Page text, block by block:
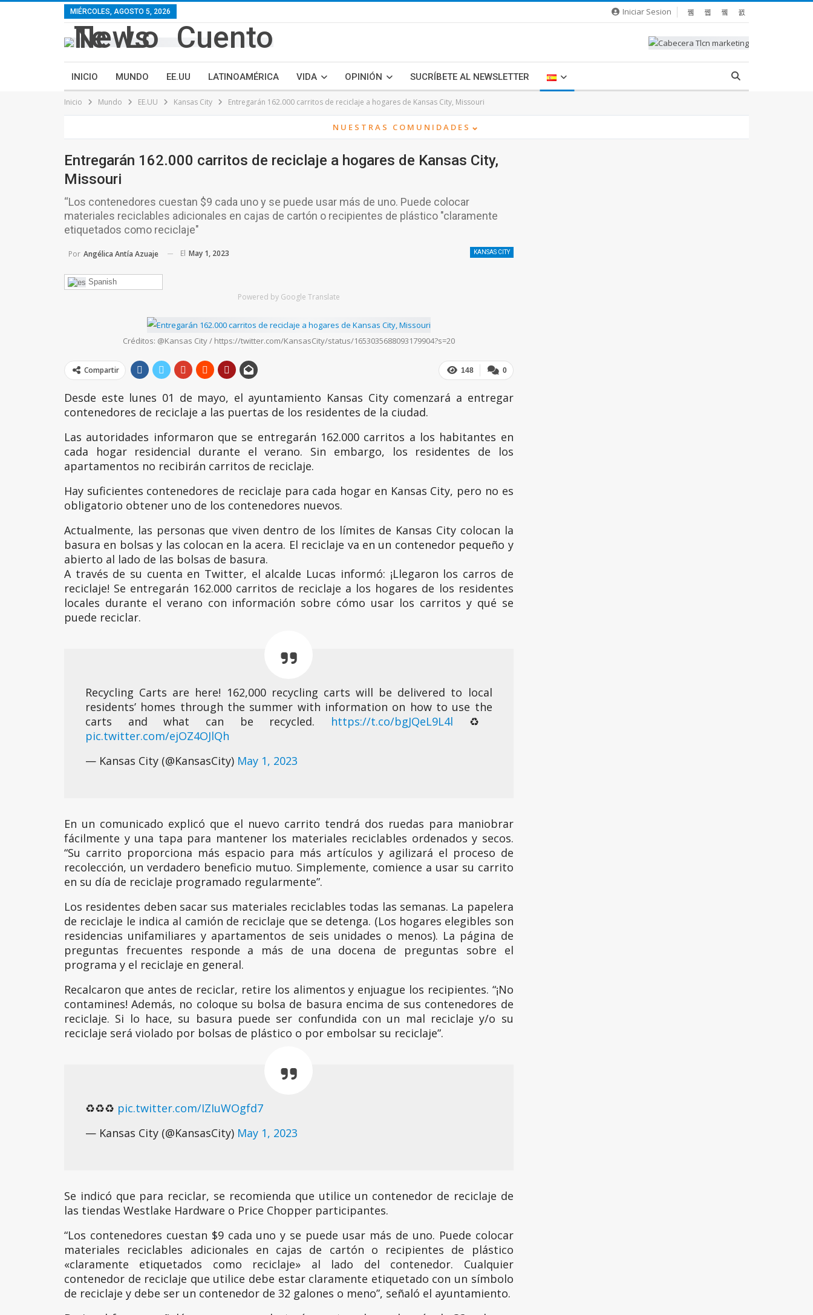
Iniciar Sesion
MIÉRCOLES, AGOSTO 5, 2026
INICIO MUNDO EE.UU LATINOAMÉRICA VIDA OPINIÓN SUCRÍBETE AL NEWSLETTER
Inicio Mundo EE.UU Kansas City Entregarán 162.000 carritos de reciclaje a hogares de Kansas City, Missouri
NUESTRAS COMUNIDADES ⌄
Entregarán 162.000 carritos de reciclaje a hogares de Kansas City,
Missouri
“Los contenedores cuestan $9 cada uno y se puede usar más de uno. Puede colocar
materiales reciclables adicionales en cajas de cartón o recipientes de plástico "claramente
etiquetados como reciclaje"
KANSAS CITY
Por Angélica Antía Azuaje El May 1, 2023
Spanish
Powered by Google Translate
Créditos: @Kansas City / https://twitter.com/KansasCity/status/1653035688093179904?s=20
0
148
Compartir
Desde este lunes 01 de mayo, el ayuntamiento Kansas City comenzará a entregar
contenedores de reciclaje a las puertas de los residentes de la ciudad.
Las autoridades informaron que se entregarán 162.000 carritos a los habitantes en
cada hogar residencial durante el verano. Sin embargo, los residentes de los
apartamentos no recibirán carritos de reciclaje.
Hay suficientes contenedores de reciclaje para cada hogar en Kansas City, pero no es
obligatorio obtener uno de los contenedores nuevos.
Actualmente, las personas que viven dentro de los límites de Kansas City colocan la
basura en bolsas y las colocan en la acera. El reciclaje va en un contenedor pequeño y
abierto al lado de las bolsas de basura.
A través de su cuenta en Twitter, el alcalde Lucas informó: ¡Llegaron los carros de
reciclaje! Se entregarán 162.000 carritos de reciclaje a los hogares de los residentes
locales durante el verano con información sobre cómo usar los carritos y qué se
puede reciclar.
Recycling Carts are here! 162,000 recycling carts will be delivered to local
residents’ homes through the summer with information on how to use the
carts and what can be recycled. https://t.co/bgJQeL9L4l ♻️
pic.twitter.com/ejOZ4OJlQh
— Kansas City (@KansasCity) May 1, 2023
En un comunicado explicó que el nuevo carrito tendrá dos ruedas para maniobrar
fácilmente y una tapa para mantener los materiales reciclables ordenados y secos.
“Su carrito proporciona más espacio para más artículos y agilizará el proceso de
recolección, un verdadero beneficio mutuo. Simplemente, comience a usar su carrito
en su día de reciclaje programado regularmente”.
Los residentes deben sacar sus materiales reciclables todas las semanas. La papelera
de reciclaje le indica al camión de reciclaje que se detenga. (Los hogares elegibles son
residencias unifamiliares y apartamentos de seis unidades o menos). La página de
preguntas frecuentes responde a más de una docena de preguntas sobre el
programa y el reciclaje en general.
Recalcaron que antes de reciclar, retire los alimentos y enjuague los recipientes. “¡No
contamines! Además, no coloque su bolsa de basura encima de sus contenedores de
reciclaje. Si lo hace, su basura puede ser confundida con un mal reciclaje y/o su
reciclaje será violado por bolsas de plástico o por embolsar su reciclaje”.
♻️♻️♻️ pic.twitter.com/IZIuWOgfd7
— Kansas City (@KansasCity) May 1, 2023
Se indicó que para reciclar, se recomienda que utilice un contenedor de reciclaje de
las tiendas Westlake Hardware o Price Chopper participantes.
“Los contenedores cuestan $9 cada uno y se puede usar más de uno. Puede colocar
materiales reciclables adicionales en cajas de cartón o recipientes de plástico
«claramente etiquetados como reciclaje» al lado del contenedor. Cualquier
contenedor de reciclaje que utilice debe estar claramente etiquetado con un símbolo
de reciclaje y debe ser un contenedor de 32 galones o meno”, señaló el ayuntamiento.